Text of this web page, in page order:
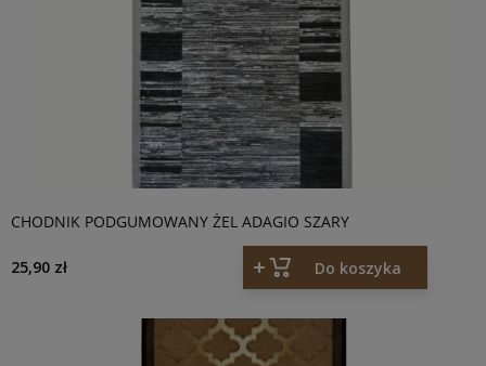
CHODNIK PODGUMOWANY ŻEL ADAGIO SZARY
25,90 zł Do koszyka